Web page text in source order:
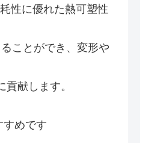
性に優れた熱可塑性
ことができ、変形や
献します。
すめです